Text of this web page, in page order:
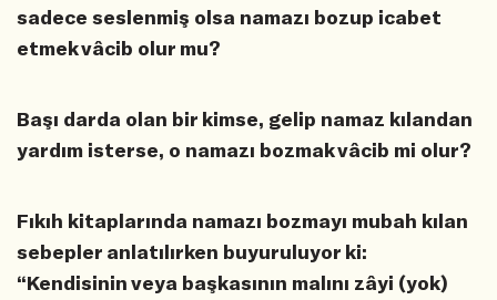
sadece seslenmiş olsa namazı bozup icabet
etmek vâcib olur mu?
Başı darda olan bir kimse, gelip namaz kılandan
yardım isterse, o namazı bozmak vâcib mi olur?
Fıkıh kitaplarında namazı bozmayı mubah kılan
sebepler anlatılırken buyuruluyor ki:
“Kendisinin veya başkasının malını zâyi (yok)